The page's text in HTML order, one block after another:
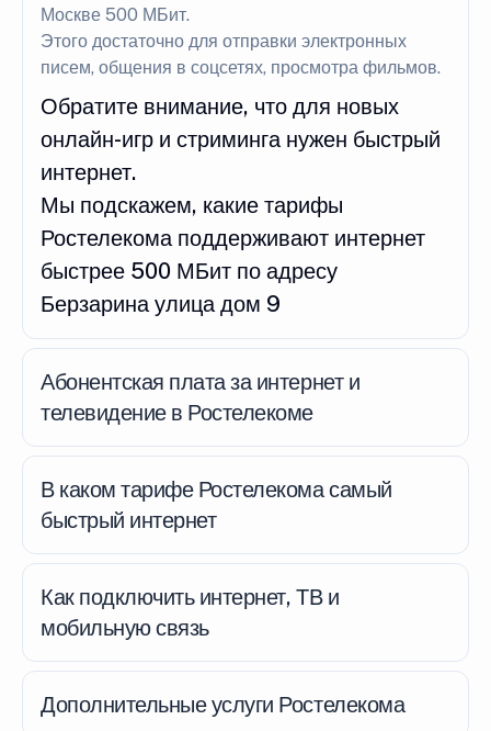
Москве 500 МБит.
Этого достаточно для отправки электронных
писем, общения в соцсетях, просмотра фильмов.
Обратите внимание, что для новых
онлайн-игр и стриминга нужен быстрый
интернет.
Мы подскажем, какие тарифы
Ростелекома поддерживают интернет
быстрее 500 МБит по адресу
Берзарина улица дом 9
Абонентская плата за интернет и
телевидение в Ростелекоме
В каком тарифе Ростелекома самый
быстрый интернет
Как подключить интернет, ТВ и
мобильную связь
Дополнительные услуги Ростелекома